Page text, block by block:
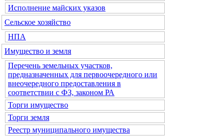
Исполнение майских указов
Сельское хозяйство
НПА
Имущество и земля
Перечень земельных участков,
предназначенных для первоочередного или
внеочередного предоставления в
соответствии с ФЗ, законом РА
Торги имущество
Торги земля
Реестр муниципального имущества